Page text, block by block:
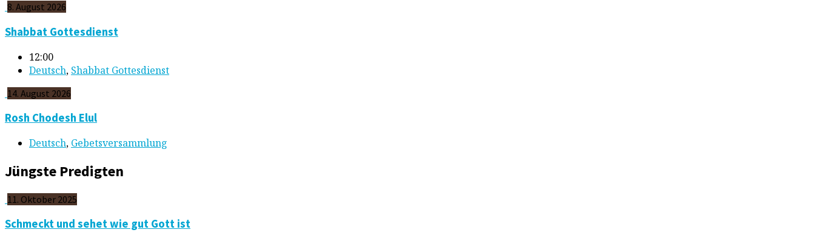
8. August 2026
Shabbat Gottesdienst
12:00
Deutsch, Shabbat Gottesdienst
14. August 2026
Rosh Chodesh Elul
Deutsch, Gebetsversammlung
Jüngste Predigten
11. Oktober 2025
Schmeckt und sehet wie gut Gott ist